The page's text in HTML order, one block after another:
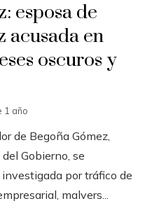
esposa de
acusada en
oscuros y
1 año
de Begoña Gómez,
Gobierno, se
por tráfico de
malvers...